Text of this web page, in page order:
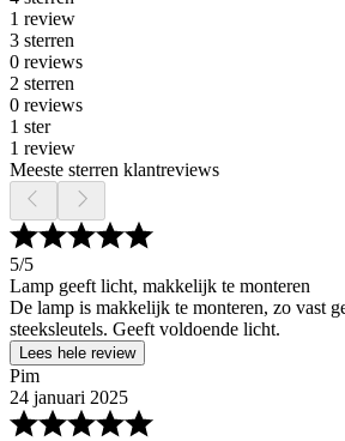
1 review
3 sterren
0 reviews
2 sterren
0 reviews
1 ster
1 review
Meeste sterren klantreviews
5/5
Lamp geeft licht, makkelijk te monteren
De lamp is makkelijk te monteren, zo vast
steeksleutels. Geeft voldoende licht.
Lees hele review
Pim
24 januari 2025